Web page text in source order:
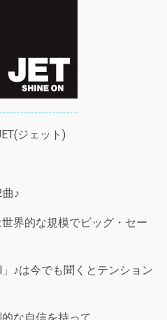
ェット)
♪
界的な規模でビッグ・セー
」♪は今でも聞くとテンション